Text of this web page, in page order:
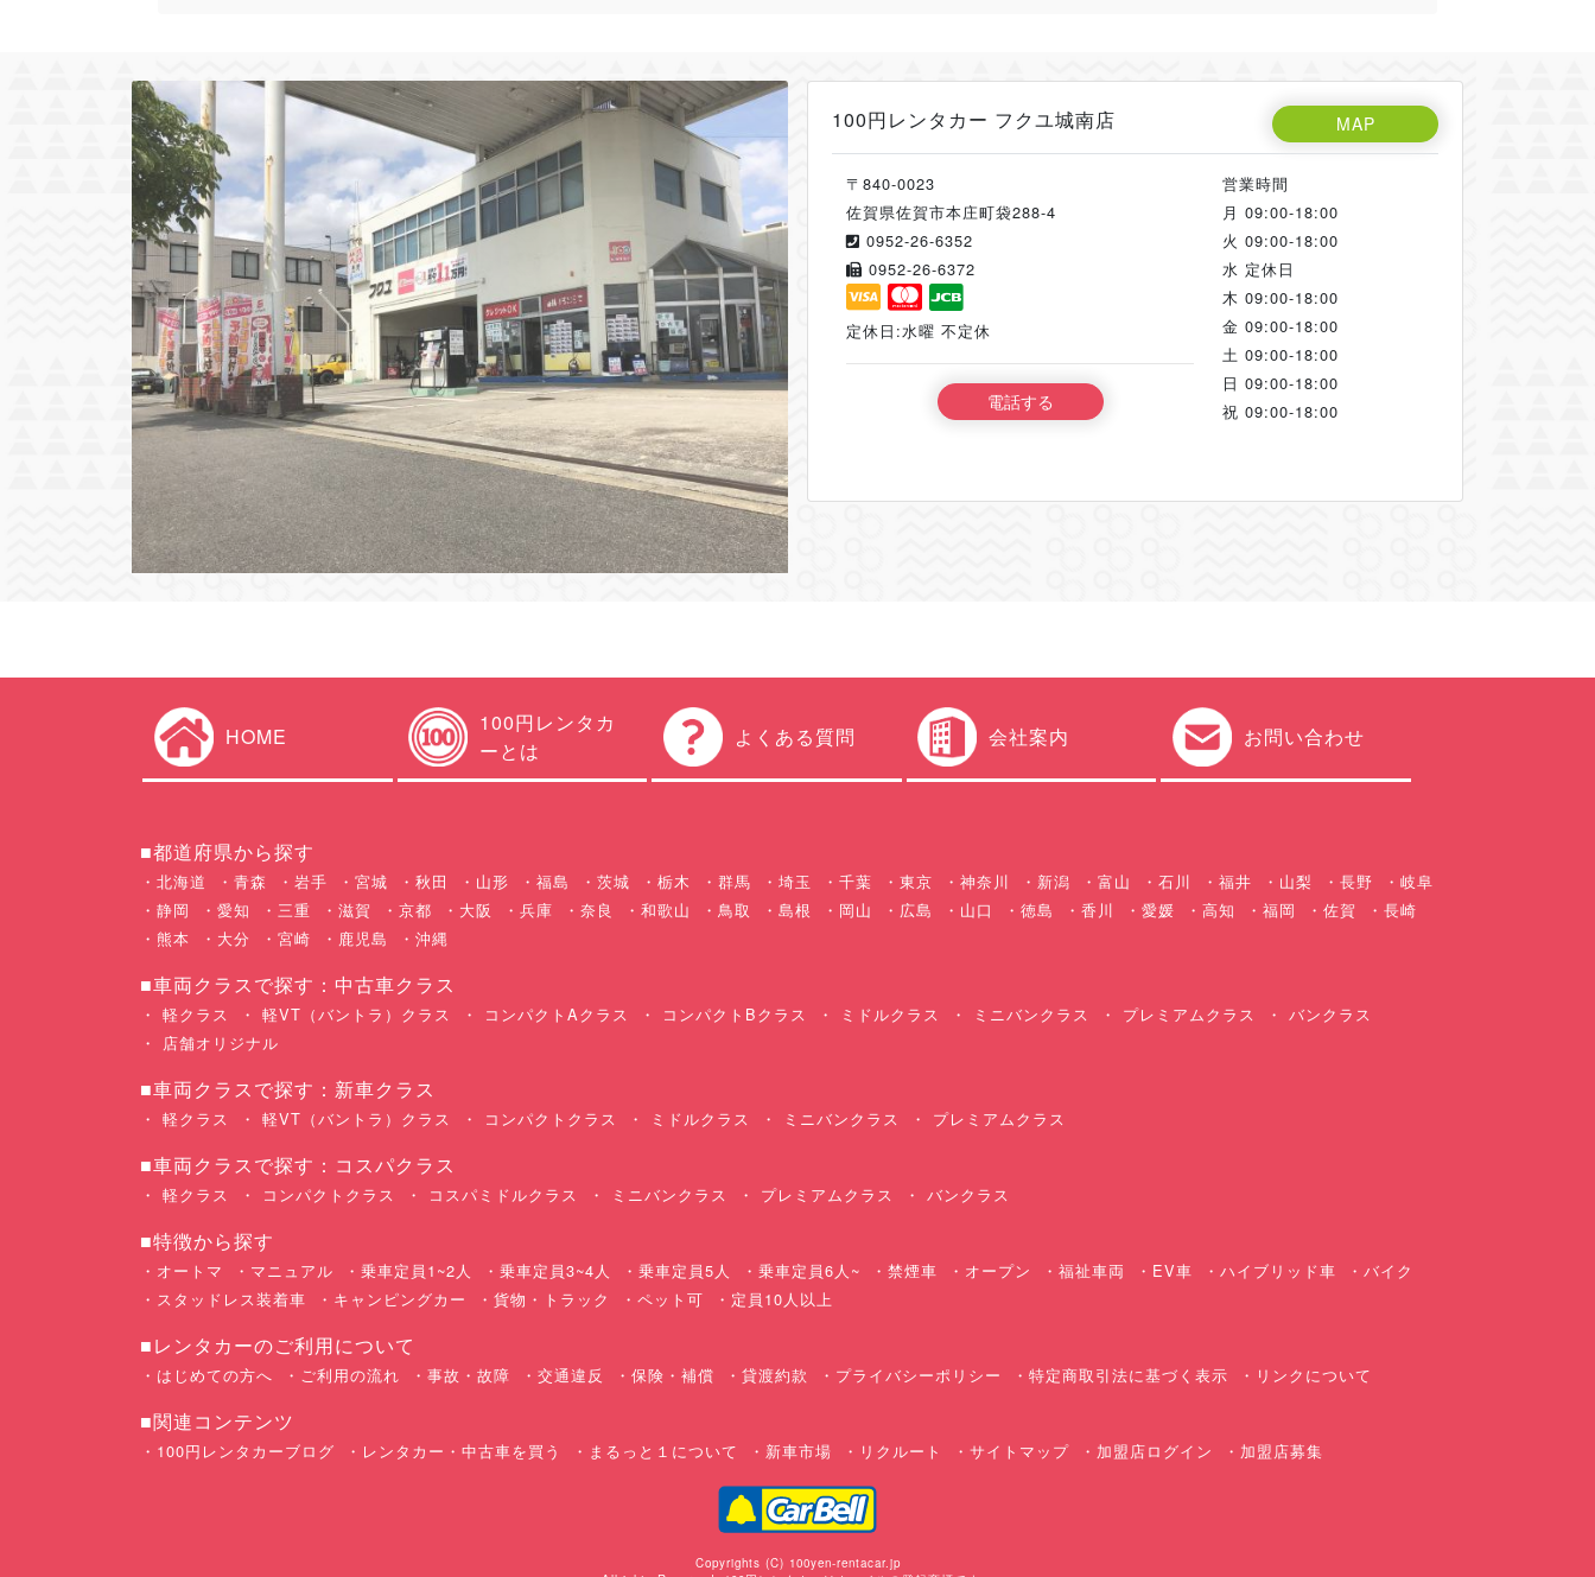
100円レンタカー フクユ城南店 MAP
〒840-0023
佐賀県佐賀市本庄町袋288-4
0952-26-6352
0952-26-6372
定休日:水曜 不定休
電話する
営業時間
月 09:00-18:00
火 09:00-18:00
水 定休日
木 09:00-18:00
金 09:00-18:00
土 09:00-18:00
日 09:00-18:00
祝 09:00-18:00
HOME
100円レンタカ
ーとは
よくある質問 会社案内 お問い合わせ
■都道府県から探す
北海道 青森 岩手 宮城 秋田 山形 福島 茨城 栃木 群馬 埼玉 千葉 東京 神奈川 新潟 富山 石川 福井 山梨 長野
岐阜
静岡
愛知 三重 滋賀 京都 大阪 兵庫 奈良 和歌山 鳥取 島根 岡山 広島 山口 徳島 香川 愛媛 高知 福岡 佐賀
長崎
熊本
大分 宮崎 鹿児島 沖縄
■車両クラスで探す：中古車クラス
軽クラス 軽VT（バントラ）クラス コンパクトAクラス コンパクトBクラス ミドルクラス ミニバンクラス プレミアムクラス
バンクラス
店舗オリジナル
■車両クラスで探す：新車クラス
軽クラス 軽VT（バントラ）クラス コンパクトクラス ミドルクラス ミニバンクラス プレミアムクラス
■車両クラスで探す：コスパクラス
軽クラス コンパクトクラス コスパミドルクラス ミニバンクラス プレミアムクラス バンクラス
■特徴から探す
オートマ マニュアル 乗車定員1~2人 乗車定員3~4人 乗車定員5人 乗車定員6人~ 禁煙車 オープン 福祉車両 EV車 ハイブリッド車
バイク
スタッドレス装着車
キャンピングカー 貨物・トラック ペット可 定員10人以上
■レンタカーのご利用について
はじめての方へ ご利用の流れ 事故・故障 交通違反 保険・補償 貸渡約款 プライバシーポリシー 特定商取引法に基づく表示 リンクについて
■関連コンテンツ
100円レンタカーブログ レンタカー・中古車を買う まるっと１について 新車市場 リクルート サイトマップ 加盟店ログイン 加盟店募集
Copyrights (C) 100yen-rentacar.jp